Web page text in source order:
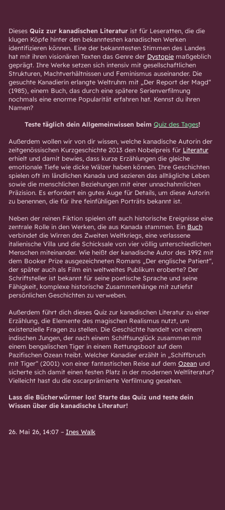
Dieses Quiz zur kanadischen Literaturist für Leseratten, die die
klugen Köpfe hinter den bekanntesten kanadischen Werken
identifizieren können. Eine der bekanntesten Stimmen des Landes
hat mit ihren visionären Texten das Genre der Dystopiemaßgeblich
geprägt. Ihre Werke setzen sich intensiv mit gesellschaftlichen
Strukturen, Machtverhältnissen und Feminismus auseinander. Die
gesuchte Kanadierin erlangte Weltruhm mit „Der Report der Magd“
(1985), einem Buch, das durch eine spätere Serienverfilmung
nochmals eine enorme Popularität erfahren hat. Kennst du ihren
Namen?
Teste täglich dein Allgemeinwissen beim Quiz des Tages!
Außerdem wollen wir von dir wissen, welche kanadische Autorin der
zeitgenössischen Kurzgeschichte 2013 den Nobelpreis für Literatur
erhielt und damit bewies, dass kurze Erzählungen die gleiche
emotionale Tiefe wie dicke Wälzer haben können. Ihre Geschichten
spielen oft im ländlichen Kanada und sezieren das alltägliche Leben
sowie die menschlichen Beziehungen mit einer unnachahmlichen
Präzision. Es erfordert ein gutes Auge für Details, um diese Autorin
zu benennen, die für ihre feinfühligen Porträts bekannt ist.
Neben der reinen Fiktion spielen oft auch historische Ereignisse eine
zentrale Rolle in den Werken, die aus Kanada stammen. Ein Buch
verbindet die Wirren des Zweiten Weltkriegs, eine verlassene
italienische Villa und die Schicksale von vier völlig unterschiedlichen
Menschen miteinander. Wie heißt der kanadische Autor des 1992 mit
dem Booker Prize ausgezeichneten Romans „Der englische Patient“,
der später auch als Film ein weltweites Publikum eroberte? Der
Schriftsteller ist bekannt für seine poetische Sprache und seine
Fähigkeit, komplexe historische Zusammenhänge mit zutiefst
persönlichen Geschichten zu verweben.
Außerdem führt dich dieses Quiz zur kanadischen Literatur zu einer
Erzählung, die Elemente des magischen Realismus nutzt, um
existenzielle Fragen zu stellen. Die Geschichte handelt von einem
indischen Jungen, der nach einem Schiffsunglück zusammen mit
einem bengalischen Tiger in einem Rettungsboot auf dem
Pazifischen Ozean treibt. Welcher Kanadier erzählt in „Schiffbruch
mit Tiger“ (2001) von einer fantastischen Reise auf dem Ozeanund
sicherte sich damit einen festen Platz in der modernen Weltliteratur?
Vielleicht hast du die oscarprämierte Verfilmung gesehen.
Lass die Bücherwürmer los! Starte das Quiz und teste dein
Wissen über die kanadische Literatur!
26. Mai 26, 14:07– Ines Walk